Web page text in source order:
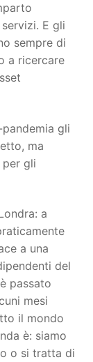
E gli
sempre di
a ricercare
gli
ma
gli
a
a una
del
passato
mesi
il mondo
è: siamo
o si tratta di